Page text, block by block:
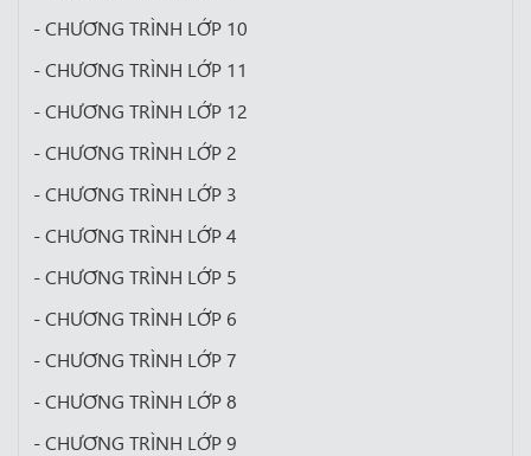
- CHƯƠNG TRÌNH LỚP 10
- CHƯƠNG TRÌNH LỚP 11
- CHƯƠNG TRÌNH LỚP 12
- CHƯƠNG TRÌNH LỚP 2
- CHƯƠNG TRÌNH LỚP 3
- CHƯƠNG TRÌNH LỚP 4
- CHƯƠNG TRÌNH LỚP 5
- CHƯƠNG TRÌNH LỚP 6
- CHƯƠNG TRÌNH LỚP 7
- CHƯƠNG TRÌNH LỚP 8
- CHƯƠNG TRÌNH LỚP 9